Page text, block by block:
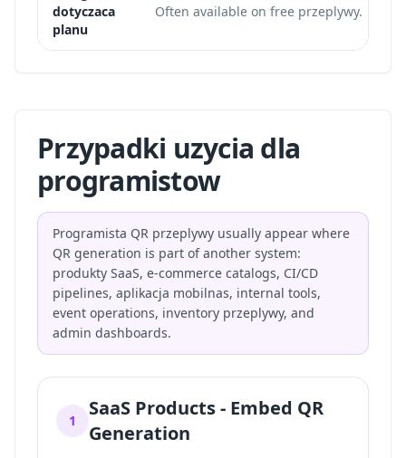
dotyczaca
planu
Often available on free przeplywy.
Przypadki uzycia dla
programistow
Programista QR przeplywy usually appear where
QR generation is part of another system:
produkty SaaS, e-commerce catalogs, CI/CD
pipelines, aplikacja mobilnas, internal tools,
event operations, inventory przeplywy, and
admin dashboards.
1
SaaS Products - Embed QR
Generation